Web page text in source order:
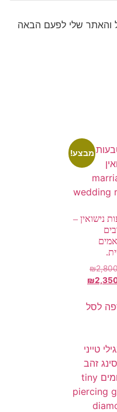
והאתר שלי לפעם הבאה
מבצע!
נישואין –
₪
₪
לסל